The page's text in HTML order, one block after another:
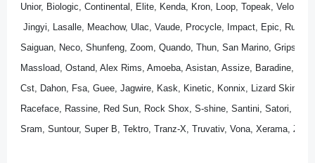
Unior, Biologic, Continental, Elite, Kenda, Kron, Loop, Topeak, Velo,
Jingyi, Lasalle, Meachow, Ulac, Vaude, Procycle, Impact, Epic,
Saiguan, Neco, Shunfeng, Zoom, Quando, Thun, San Marino,
Massload, Ostand, Alex Rims, Amoeba, Asistan, Assize, Baradine,
Cst, Dahon, Fsa, Guee, Jagwire, Kask, Kinetic, Konnix, Lizard Skins,
Raceface, Rassine, Red Sun, Rock Shox, S-shine, Santini, Satori,
Sram, Suntour, Super B, Tektro, Tranz-X, Truvativ, Vona, Xerama,